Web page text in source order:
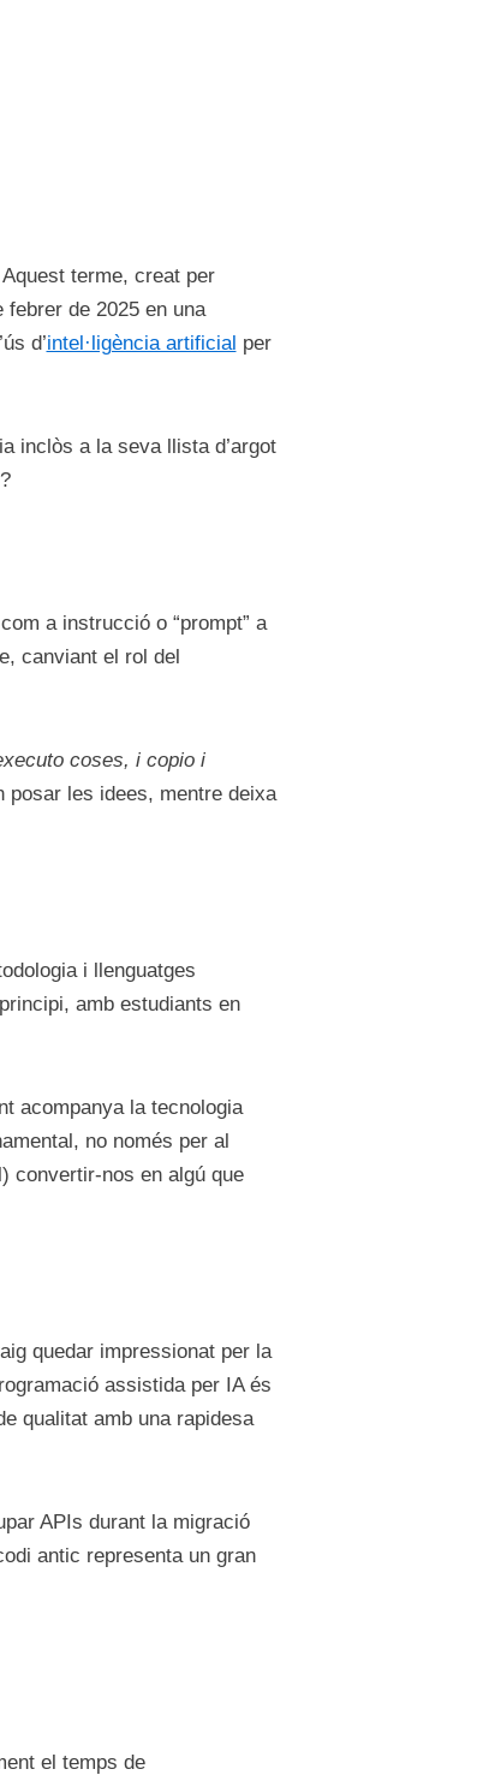
terme, creat per
de 2025 en una
d’intel·ligència artificial per
inclòs a la seva llista d’argot
a instrucció o “prompt” a
canviant el rol del
coses, i copio i
posar les idees, mentre deixa
i llenguatges
amb estudiants en
acompanya la tecnologia
no només per al
convertir-nos en algú que
quedar impressionat per la
assistida per IA és
qualitat amb una rapidesa
APIs durant la migració
antic representa un gran
el temps de